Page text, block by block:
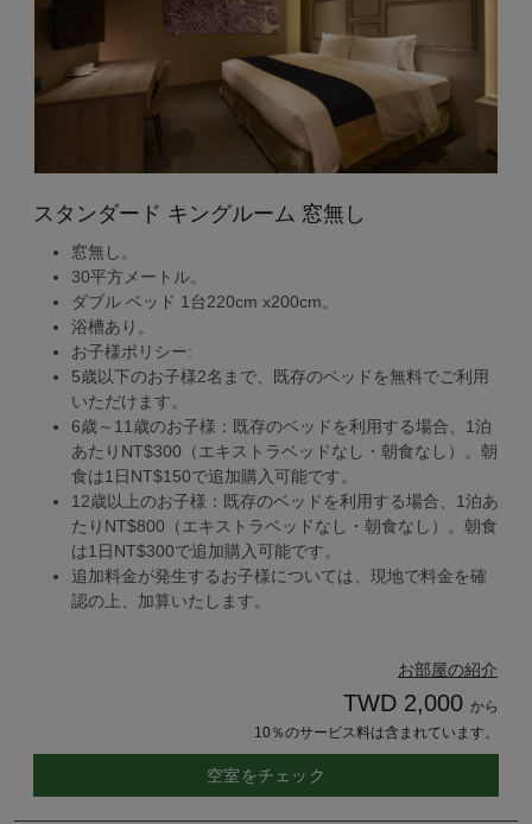
スタンダード キングルーム 窓無し
窓無し。
30平方メートル。
ダブル ベッド 1台220cm x200cm。
浴槽あり。
お子様ポリシー:
5歳以下のお子様2名まで、既存のベッドを無料でご利用
いただけます。
6歳～11歳のお子様：既存のベッドを利用する場合、1泊
あたりNT$300（エキストラベッドなし・朝食なし）。朝
食は1日NT$150で追加購入可能です。
12歳以上のお子様：既存のベッドを利用する場合、1泊あ
たりNT$800（エキストラベッドなし・朝食なし）。朝食
は1日NT$300で追加購入可能です。
追加料金が発生するお子様については、現地で料金を確
認の上、加算いたします。
お部屋の紹介
TWD 2,000 から
10％のサービス料は含まれています。
空室をチェック